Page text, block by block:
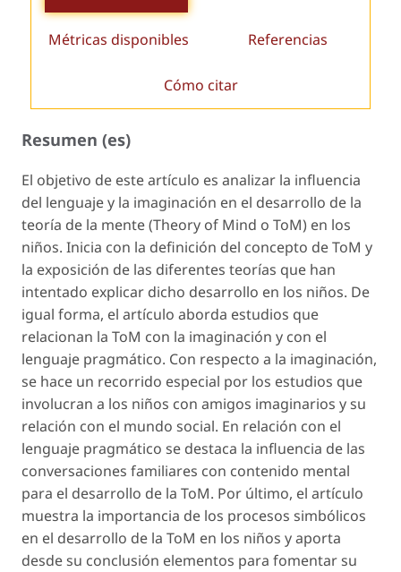
Métricas disponibles Referencias
Cómo citar
Resumen (es)
El objetivo de este artículo es analizar la influencia
del lenguaje y la imaginación en el desarrollo de la
teoría de la mente (Theory of Mind o ToM) en los
niños. Inicia con la definición del concepto de ToM y
la exposición de las diferentes teorías que han
intentado explicar dicho desarrollo en los niños. De
igual forma, el artículo aborda estudios que
relacionan la ToM con la imaginación y con el
lenguaje pragmático. Con respecto a la imaginación,
se hace un recorrido especial por los estudios que
involucran a los niños con amigos imaginarios y su
relación con el mundo social. En relación con el
lenguaje pragmático se destaca la influencia de las
conversaciones familiares con contenido mental
para el desarrollo de la ToM. Por último, el artículo
muestra la importancia de los procesos simbólicos
en el desarrollo de la ToM en los niños y aporta
desde su conclusión elementos para fomentar su